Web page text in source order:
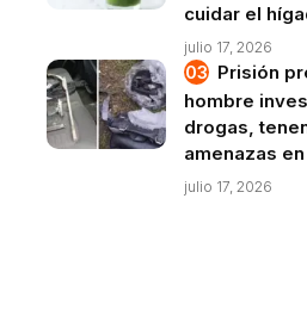
cuidar el
julio 17, 2026
Prisión
hombre
drogas,
amenazas
julio 17, 2026